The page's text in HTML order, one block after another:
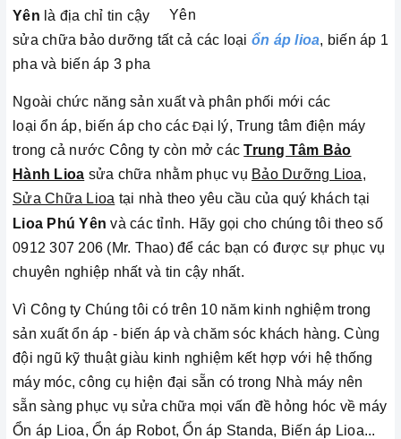
Yên là địa chỉ tin cậy
sửa chữa bảo dưỡng tất cả các loại ổn áp lioa, biến áp 1
pha và biến áp 3 pha
Ngoài chức năng sản xuất và phân phối mới các
loại ổn áp, biến áp cho cácĐại lý, Trung tâm điện máy
trong cả nước Công ty còn mở cácTrung Tâm Bảo
Hành Lioa sửa chữa nhằm phục vụ Bảo Dưỡng Lioa,
Sửa Chữa Lioa tại nhà theo yêu cầu của quý khách tại
Lioa Phú Yên và các tỉnh. Hãy gọi cho chúng tôi theo số
0912 307 206 (Mr. Thao) để các bạn có được sự phục vụ
chuyên nghiệp nhất và tin cậy nhất.
Vì Công ty Chúng tôi có trên 10 năm kinh nghiệm trong
sản xuất ổn áp - biến áp và chăm sóc khách hàng. Cùng
đội ngũ kỹ thuật giàu kinh nghiệm kết hợp với hệ thống
máy móc, công cụ hiện đại sẵn có trong Nhà máy nên
sẵn sàng phục vụ sửa chữa mọi vấn đề hỏng hóc về máy
Ổn áp Lioa, Ổn áp Robot, Ổn áp Standa, Biến áp Lioa...